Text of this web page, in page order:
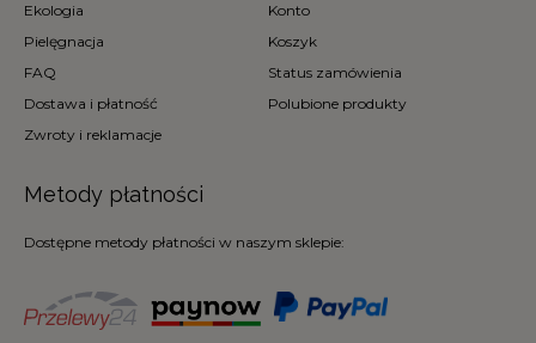
Ekologia
Pielęgnacja
FAQ
Dostawa i płatność
Zwroty i reklamacje
Konto
Koszyk
Status zamówienia
Polubione produkty
Metody płatności
Dostępne metody płatności w naszym sklepie: